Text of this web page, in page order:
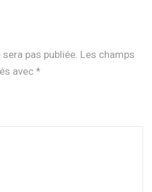
pas publiée. Les champs
avec *